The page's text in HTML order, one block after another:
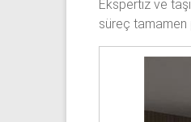
Ekspertiz ve
süreç tamamen